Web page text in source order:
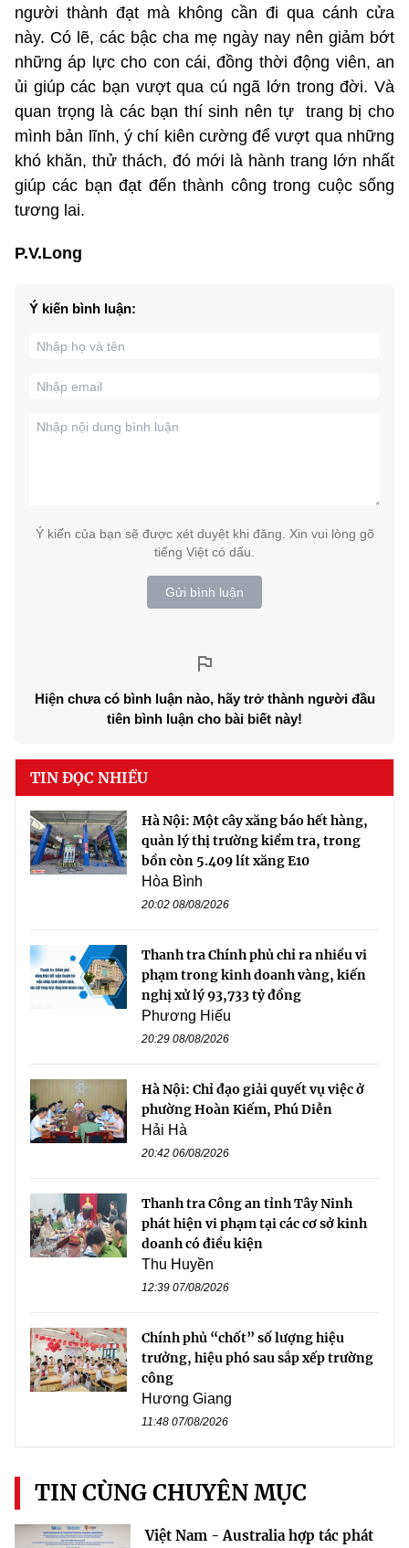
người thành đạt mà không cần đi qua cánh cửa
này. Có lẽ, các bậc cha mẹ ngày nay nên giảm bớt
những áp lực cho con cái, đồng thời động viên, an
ủi giúp các bạn vượt qua cú ngã lớn trong đời. Và
quan trọng là các bạn thí sinh nên tự trang bị cho
mình bản lĩnh, ý chí kiên cường để vượt qua những
khó khăn, thử thách, đó mới là hành trang lớn nhất
giúp các bạn đạt đến thành công trong cuộc sống
tương lai.
P.V.Long
Ý kiến bình luận:
Ý kiến của bạn sẽ được xét duyệt khi đăng. Xin vui lòng gõ
tiếng Việt có dấu.
Gửi bình luận
Hiện chưa có bình luận nào, hãy trở thành người đầu
tiên bình luận cho bài biết này!
TIN ĐỌC NHIỀU
Hà Nội: Một cây xăng báo hết hàng,
quản lý thị trường kiểm tra, trong
bồn còn 5.409 lít xăng E10
Hòa Bình
20:02 08/08/2026
Thanh tra Chính phủ chỉ ra nhiều vi
phạm trong kinh doanh vàng, kiến
nghị xử lý 93,733 tỷ đồng
Phương Hiếu
20:29 08/08/2026
Hà Nội: Chỉ đạo giải quyết vụ việc ở
phường Hoàn Kiếm, Phú Diễn
Hải Hà
20:42 06/08/2026
Thanh tra Công an tỉnh Tây Ninh
phát hiện vi phạm tại các cơ sở kinh
doanh có điều kiện
Thu Huyền
12:39 07/08/2026
Chính phủ “chốt” số lượng hiệu
trưởng, hiệu phó sau sắp xếp trường
công
Hương Giang
11:48 07/08/2026
TIN CÙNG CHUYÊN MỤC
Việt Nam - Australia hợp tác phát